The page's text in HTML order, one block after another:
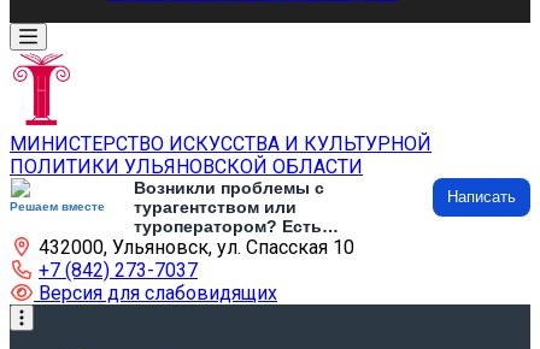
МИНИСТЕРСТВО ИСКУССТВА И КУЛЬТУРНОЙ
ПОЛИТИКИ УЛЬЯНОВСКОЙ ОБЛАСТИ
Решаем вместе
Возникли проблемы с
турагентством или
туроператором? Есть
предложения по развитию
туризма и туристической
инфраструктуры? Напишите об
этом
Написать
432000, Ульяновск, ул. Спасская 10
+7 (842) 273-7037
Версия для слабовидящих